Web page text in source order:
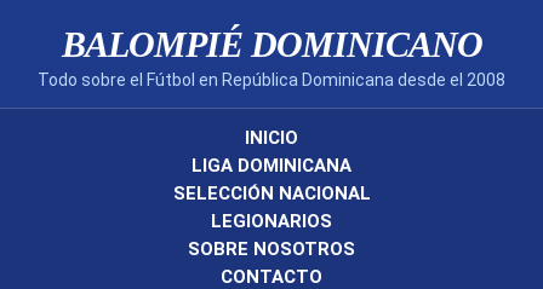
BALOMPIÉ DOMINICANO
Todo sobre el Fútbol en República Dominicana desde el 2008
INICIO
LIGA DOMINICANA
SELECCIÓN NACIONAL
LEGIONARIOS
SOBRE NOSOTROS
CONTACTO